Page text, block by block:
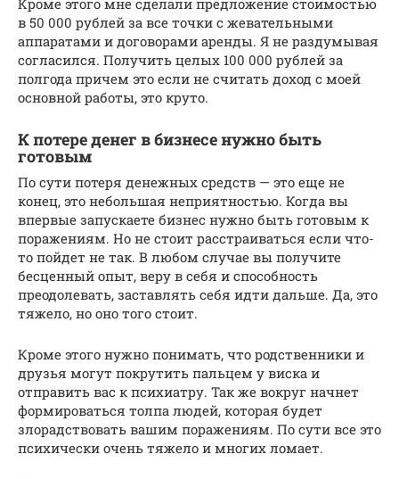
Кроме этого мне сделали предложение стоимостью
в 50 000 рублей за все точки с жевательными
аппаратами и договорами аренды. Я не раздумывая
согласился. Получить целых 100 000 рублей за
полгода причем это если не считать доход с моей
основной работы, это круто.
К потере денег в бизнесе нужно быть
готовым
По сути потеря денежных средств — это еще не
конец, это небольшая неприятностью. Когда вы
впервые запускаете бизнес нужно быть готовым к
поражениям. Но не стоит расстраиваться если что-
то пойдет не так. В любом случае вы получите
бесценный опыт, веру в себя и способность
преодолевать, заставлять себя идти дальше. Да, это
тяжело, но оно того стоит.
Кроме этого нужно понимать, что родственники и
друзья могут покрутить пальцем у виска и
отправить вас к психиатру. Так же вокруг начнет
формироваться толпа людей, которая будет
злорадствовать вашим поражениям. По сути все это
психически очень тяжело и многих ломает.